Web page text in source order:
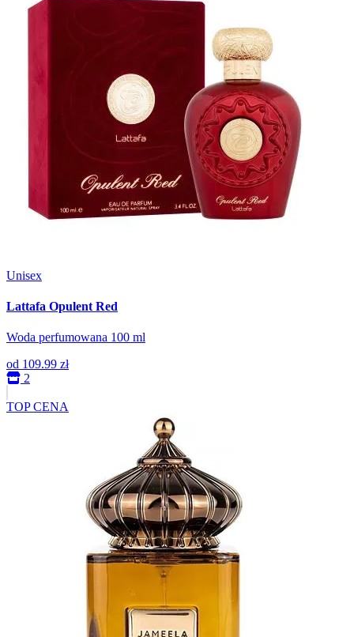
Unisex
Lattafa Opulent Red
Woda perfumowana 100 ml
od 109.99 zł
2
TOP CENA